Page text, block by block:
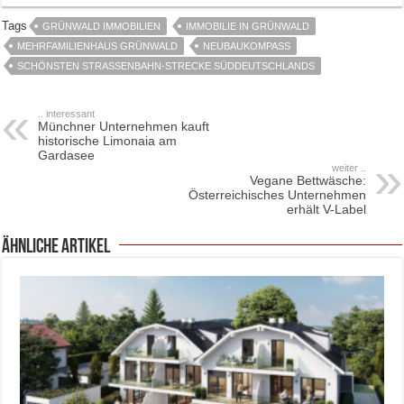
Tags GRÜNWALD IMMOBILIEN
IMMOBILIE IN GRÜNWALD
MEHRFAMILIENHAUS GRÜNWALD
NEUBAUKOMPASS
SCHÖNSTEN STRASSENBAHN-STRECKE SÜDDEUTSCHLANDS
.. interessant
Münchner Unternehmen kauft
historische Limonaia am
Gardasee
weiter ..
Vegane Bettwäsche:
Österreichisches Unternehmen
erhält V-Label
ähnliche Artikel